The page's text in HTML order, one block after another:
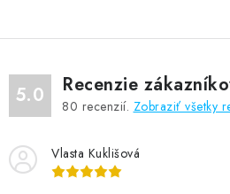
5.0 Recenzie
80 recenzií. Zobraziť všetky
Vlasta Kuklišová